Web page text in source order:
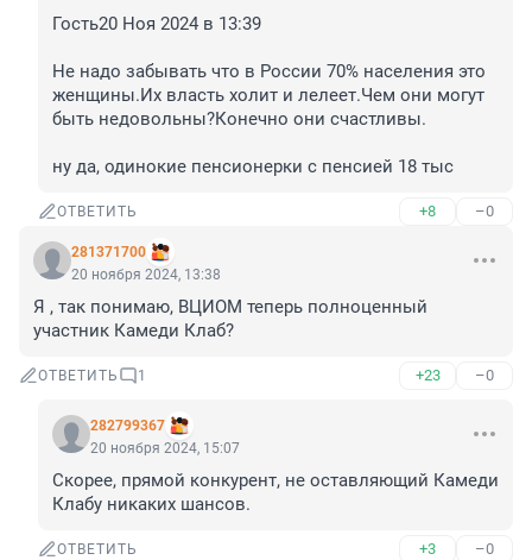
Гость20 Ноя 2024 в 13:39
Не надо забывать что в России 70% населения это
женщины.Их власть холит и лелеет.Чем они могут
быть недовольны?Конечно они счастливы.
ну да, одинокие пенсионерки с пенсией 18 тыс
ОТВЕТИТЬ +8 –0
281371700
20 ноября 2024, 13:38
Я , так понимаю, ВЦИОМ теперь полноценный
участник Камеди Клаб?
ОТВЕТИТЬ 1 +23 –0
282799367
20 ноября 2024, 15:07
Скорее, прямой конкурент, не оставляющий Камеди
Клабу никаких шансов.
ОТВЕТИТЬ +3 –0